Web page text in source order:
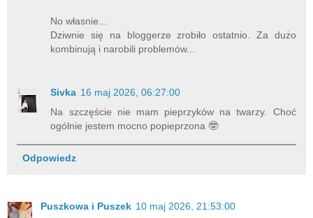
No własnie...
Dziwnie się na bloggerze zrobiło ostatnio. Za dużo
kombinują i narobili problemów...
Sivka 16 maj 2026, 06:27:00
Na szczęście nie mam pieprzyków na twarzy. Choć
ogólnie jestem mocno popieprzona 🤓
Odpowiedz
Puszkowa i Puszek 10 maj 2026, 21:53:00